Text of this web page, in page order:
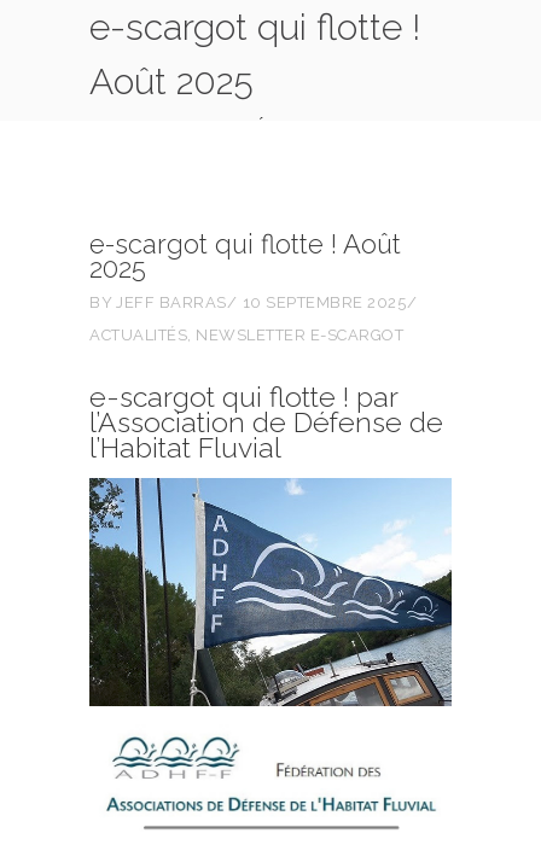
e-scargot qui flotte !
Août 2025
e-scargot qui flotte ! Août
2025
BY JEFF BARRAS
10 SEPTEMBRE 2025
ACTUALITÉS, NEWSLETTER E-SCARGOT
e-scargot qui flotte ! par
l’Association de Défense de
l’Habitat Fluvial